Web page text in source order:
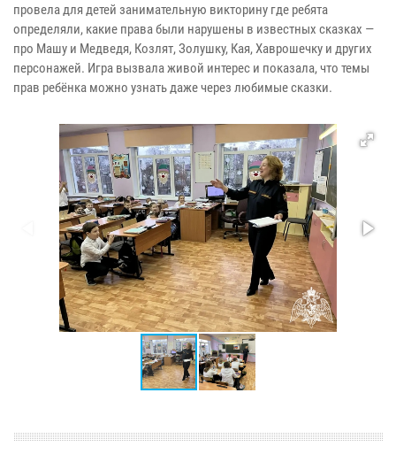
провела для детей занимательную викторину где ребята
определяли, какие права были нарушены в известных сказках —
про Машу и Медведя, Козлят, Золушку, Кая, Хаврошечку и других
персонажей. Игра вызвала живой интерес и показала, что темы
прав ребёнка можно узнать даже через любимые сказки.